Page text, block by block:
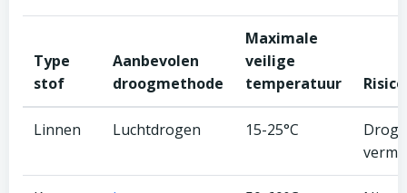
Type
stof
Aanbevolen
droogmethode
Maximale
veilige
temperatuur
Linnen Luchtdrogen 15-25°C